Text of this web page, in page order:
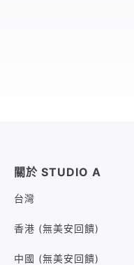
關於 STUDIO A
台灣
香港 (無美安回饋)
中國 (無美安回饋)